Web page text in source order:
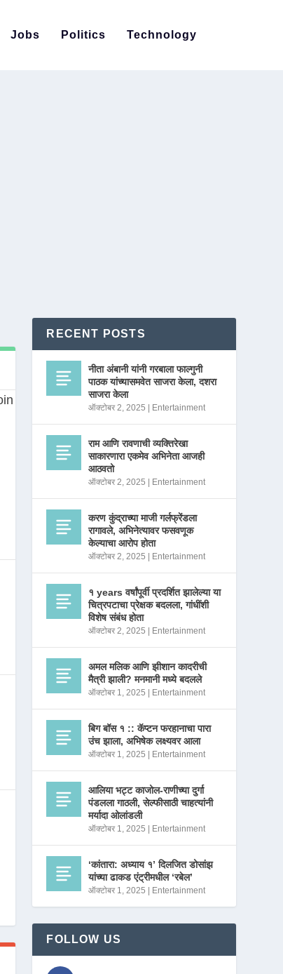
Jobs Politics Technology
RECENT POSTS
नीता अंबानी यांनी गरबाला फाल्गुनी
पाठक यांच्यासमवेत साजरा केला, दशरा
साजरा केला
ऑक्टोबर 2, 2025 Entertainment
राम आणि रावणाची व्यक्तिरेखा
साकारणारा एकमेव अभिनेता आजही
आठवतो
ऑक्टोबर 2, 2025 Entertainment
करण कुंद्राच्या माजी गर्लफ्रेंडला
रागावले, अभिनेत्यावर फसवणूक
केल्याचा आरोप होता
ऑक्टोबर 2, 2025 Entertainment
१ years वर्षांपूर्वी प्रदर्शित झालेल्या या
चित्रपटाचा प्रेक्षक बदलला, गांधींशी
विशेष संबंध होता
ऑक्टोबर 2, 2025 Entertainment
अमल मलिक आणि झीशान कादरीची
मैत्री झाली? मनमानी मध्ये बदलले
ऑक्टोबर 1, 2025 Entertainment
बिग बॉस १ :: कॅप्टन फरहानाचा पारा
उंच झाला, अभिषेक लक्ष्यवर आला
ऑक्टोबर 1, 2025 Entertainment
आलिया भट्ट काजोल-राणीच्या दुर्गा
पंडलला गाठली, सेल्फीसाठी चाहत्यांनी
मर्यादा ओलांडली
ऑक्टोबर 1, 2025 Entertainment
‘कांतारा: अध्याय १’ दिलजित डोसांझ
यांच्या ढाकड एंट्रीमधील ‘रबेल’
ऑक्टोबर 1, 2025 Entertainment
FOLLOW US